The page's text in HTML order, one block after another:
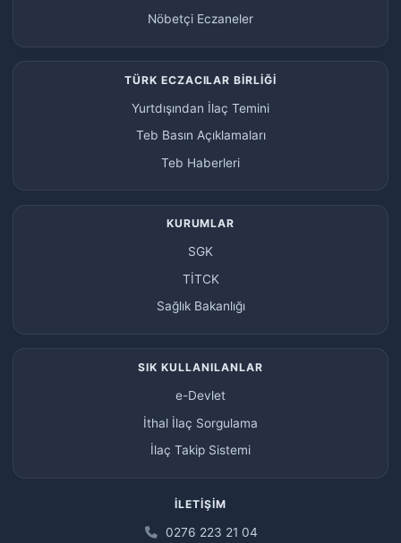
Nöbetçi Eczaneler
TÜRK ECZACILAR BİRLİĞİ
Yurtdışından İlaç Temini
Teb Basın Açıklamaları
Teb Haberleri
KURUMLAR
SGK
TİTCK
Sağlık Bakanlığı
SIK KULLANILANLAR
e-Devlet
İthal İlaç Sorgulama
İlaç Takip Sistemi
İLETIŞIM
0276 223 21 04